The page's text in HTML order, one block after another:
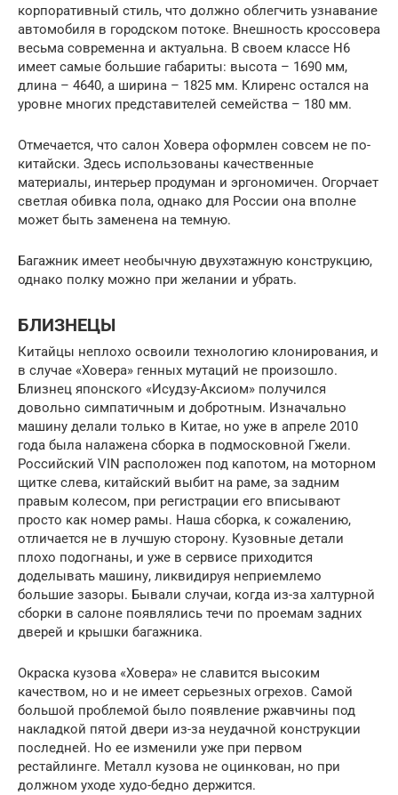
корпоративный стиль, что должно облегчить узнавание
автомобиля в городском потоке. Внешность кроссовера
весьма современна и актуальна. В своем классе Н6
имеет самые большие габариты: высота – 1690 мм,
длина – 4640, а ширина – 1825 мм. Клиренс остался на
уровне многих представителей семейства – 180 мм.
Отмечается, что салон Ховера оформлен совсем не по-
китайски. Здесь использованы качественные
материалы, интерьер продуман и эргономичен. Огорчает
светлая обивка пола, однако для России она вполне
может быть заменена на темную.
Багажник имеет необычную двухэтажную конструкцию,
однако полку можно при желании и убрать.
БЛИЗНЕЦЫ
Китайцы неплохо освоили технологию клонирования, и
в случае «Ховера» генных мутаций не произошло.
Близнец японского «Исудзу-Аксиом» получился
довольно симпатичным и добротным. Изначально
машину делали только в Китае, но уже в апреле 2010
года была налажена сборка в подмосковной Гжели.
Российский VIN расположен под капотом, на моторном
щитке слева, китайский выбит на раме, за задним
правым колесом, при регистрации его вписывают
просто как номер рамы. Наша сборка, к сожалению,
отличается не в лучшую сторону. Кузовные детали
плохо подогнаны, и уже в сервисе приходится
доделывать машину, ликвидируя неприемлемо
большие зазоры. Бывали случаи, когда из-за халтурной
сборки в салоне появлялись течи по проемам задних
дверей и крышки багажника.
Окраска кузова «Ховера» не славится высоким
качеством, но и не имеет серьезных огрехов. Самой
большой проблемой было появление ржавчины под
накладкой пятой двери из-за неудачной конструкции
последней. Но ее изменили уже при первом
рестайлинге. Металл кузова не оцинкован, но при
должном уходе худо-бедно держится.